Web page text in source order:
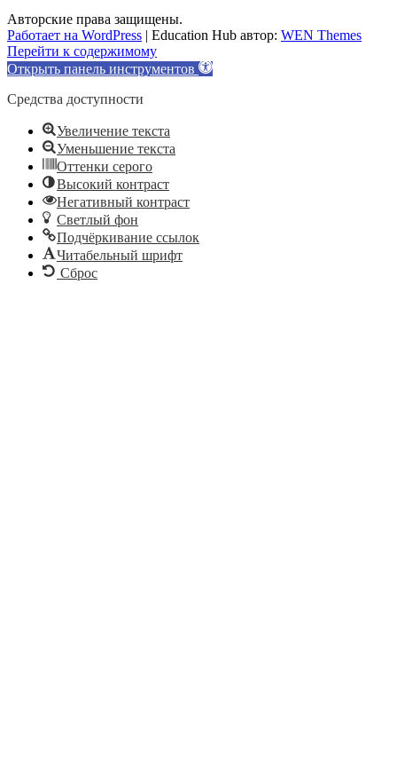
Авторские права защищены.
Работает на WordPress | Education Hub автор: WEN Themes
Перейти к содержимому
Открыть панель инструментов
Средства доступности
Увеличение текста
Уменьшение текста
Оттенки серого
Высокий контраст
Негативный контраст
Светлый фон
Подчёркивание ссылок
Читабельный шрифт
Сброс